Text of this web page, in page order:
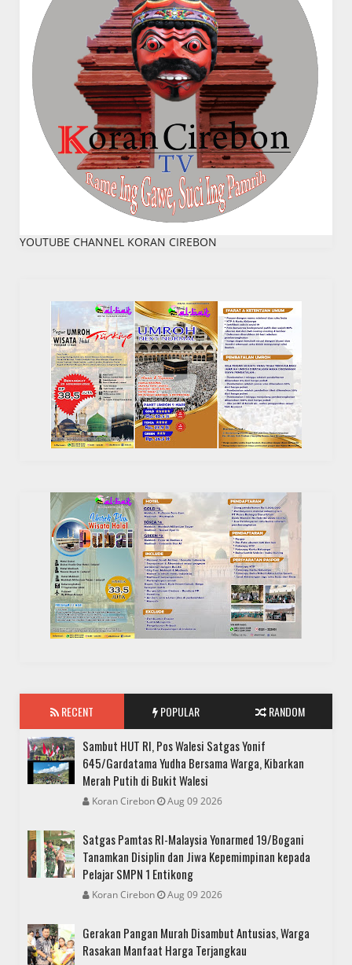
YOUTUBE CHANNEL KORAN CIREBON
RECENT POPULAR RANDOM
Sambut HUT RI, Pos Walesi Satgas Yonif
645/Gardatama Yudha Bersama Warga, Kibarkan
Merah Putih di Bukit Walesi
Koran Cirebon Aug 09 2026
Satgas Pamtas RI-Malaysia Yonarmed 19/Bogani
Tanamkan Disiplin dan Jiwa Kepemimpinan kepada
Pelajar SMPN 1 Entikong
Koran Cirebon Aug 09 2026
Gerakan Pangan Murah Disambut Antusias, Warga
Rasakan Manfaat Harga Terjangkau